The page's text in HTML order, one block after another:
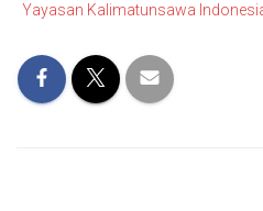
Yayasan Kalimatunsawa